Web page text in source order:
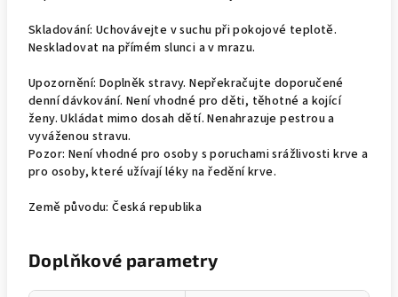
Skladování: Uchovávejte v suchu při pokojové teplotě.
Neskladovat na přímém slunci a v mrazu.
Upozornění: Doplněk stravy. Nepřekračujte doporučené
denní dávkování. Není vhodné pro děti, těhotné a kojící
ženy. Ukládat mimo dosah dětí. Nenahrazuje pestrou a
vyváženou stravu.
Pozor: Není vhodné pro osoby s poruchami srážlivosti krve a
pro osoby, které užívají léky na ředění krve.
Země původu: Česká republika
Doplňkové parametry